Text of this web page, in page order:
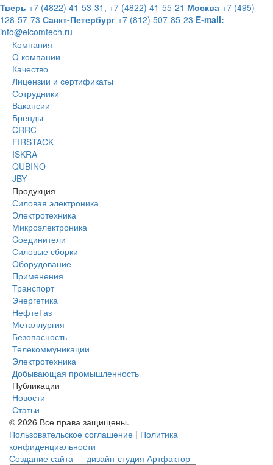
Тверь +7 (4822) 41-53-31, +7 (4822) 41-55-21 Москва +7 (495)
128-57-73 Санкт-Петербург +7 (812) 507-85-23 E-mail:
info@elcomtech.ru
Компания
О компании
Качество
Лицензии и сертификаты
Сотрудники
Вакансии
Бренды
CRRC
FIRSTACK
ISKRA
QUBINO
JBY
Продукция
Силовая электроника
Электротехника
Микроэлектроника
Cоединители
Силовые сборки
Оборудование
Применения
Транспорт
Энергетика
НефтеГаз
Металлургия
Безопасность
Телекоммуникации
Электротехника
Добывающая промышленность
Публикации
Новости
Статьи
© 2026 Все права защищены.
Пользовательское соглашение | Политика
конфиденциальности
Создание сайта — дизайн-студия Артфактор